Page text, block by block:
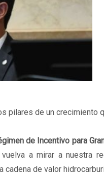
pilares de un crecimiento
de Incentivo para
a mirar a nuestra
cadena de valor